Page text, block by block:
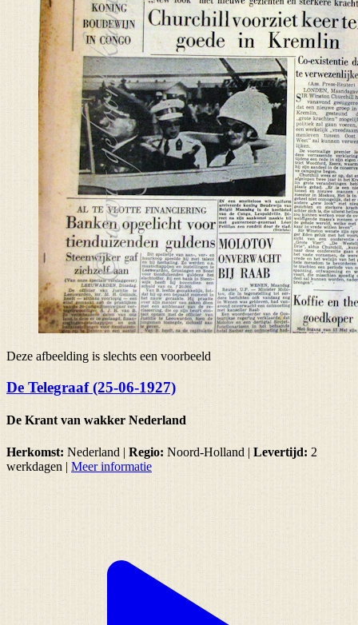
Deze afbeelding is slechts een voorbeeld
De Telegraaf (25-06-1927)
De Krant van wakker Nederland
Herkomst: Nederland | Regio: Noord-Holland | Levertijd: 2
werkdagen | Meer informatie